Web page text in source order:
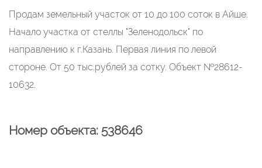
Продам земельный участок от 10 до 100 соток в Айше.
Начало участка от стеллы "Зеленодольск" по
направлению к г.Казань. Первая линия по левой
стороне. От 50 тыс.рублей за сотку. Объект №28612-
10632.
Номер объекта: 538646